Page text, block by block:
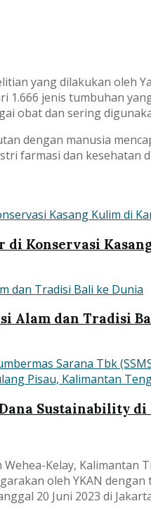
yang dilakukan oleh
1.666 jenis tumbuhan
obat dan sering
dengan manusia
farmasi dan kesehatan
di Konservasi
Alam dan Tradisi
Sustainability
Kelay,
oleh YKAN
20 Juni 2023 di